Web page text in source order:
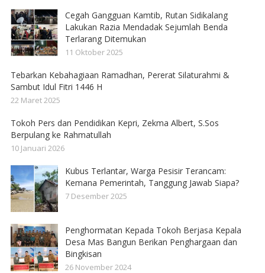
Cegah Gangguan Kamtib, Rutan Sidikalang
Lakukan Razia Mendadak Sejumlah Benda
Terlarang Ditemukan
11 Oktober 2025
Tebarkan Kebahagiaan Ramadhan, Pererat Silaturahmi &
Sambut Idul Fitri 1446 H
22 Maret 2025
Tokoh Pers dan Pendidikan Kepri, Zekma Albert, S.Sos
Berpulang ke Rahmatullah
10 Januari 2026
Kubus Terlantar, Warga Pesisir Terancam:
Kemana Pemerintah, Tanggung Jawab Siapa?
7 Desember 2025
Penghormatan Kepada Tokoh Berjasa Kepala
Desa Mas Bangun Berikan Penghargaan dan
Bingkisan
26 November 2024